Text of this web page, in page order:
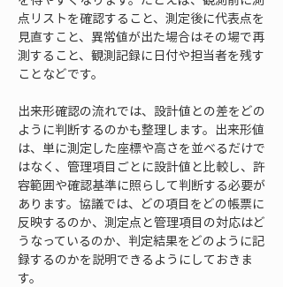
点リストを確認すること、測定後に代表点を
見直すこと、異常値が出た場合はその場で再
測すること、観測記録に日付や担当者を残す
ことなどです。
出来形確認の流れでは、設計値との差をどの
ように判断するのかも整理します。出来形値
は、単に測定した座標や高さを並べるだけで
はなく、管理項目ごとに設計値と比較し、許
容範囲や確認基準に照らして判断する必要が
あります。協議では、どの項目をどの帳票に
反映するのか、測定点と管理項目の対応はど
うなっているのか、判定結果をどのように記
録するのかを説明できるようにしておきま
す。